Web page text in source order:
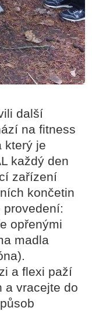
další
na fitness
který je
každý den
zařízení
končetin
provedení:
opřenými
madla
a flexi paží
a vracejte do